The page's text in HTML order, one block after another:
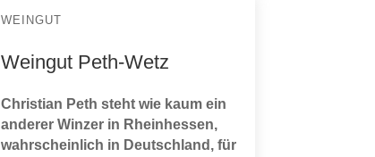
WEINGUT
Weingut Peth-Wetz
Christian Peth steht wie kaum ein
anderer Winzer in Rheinhessen,
wahrscheinlich in Deutschland, für